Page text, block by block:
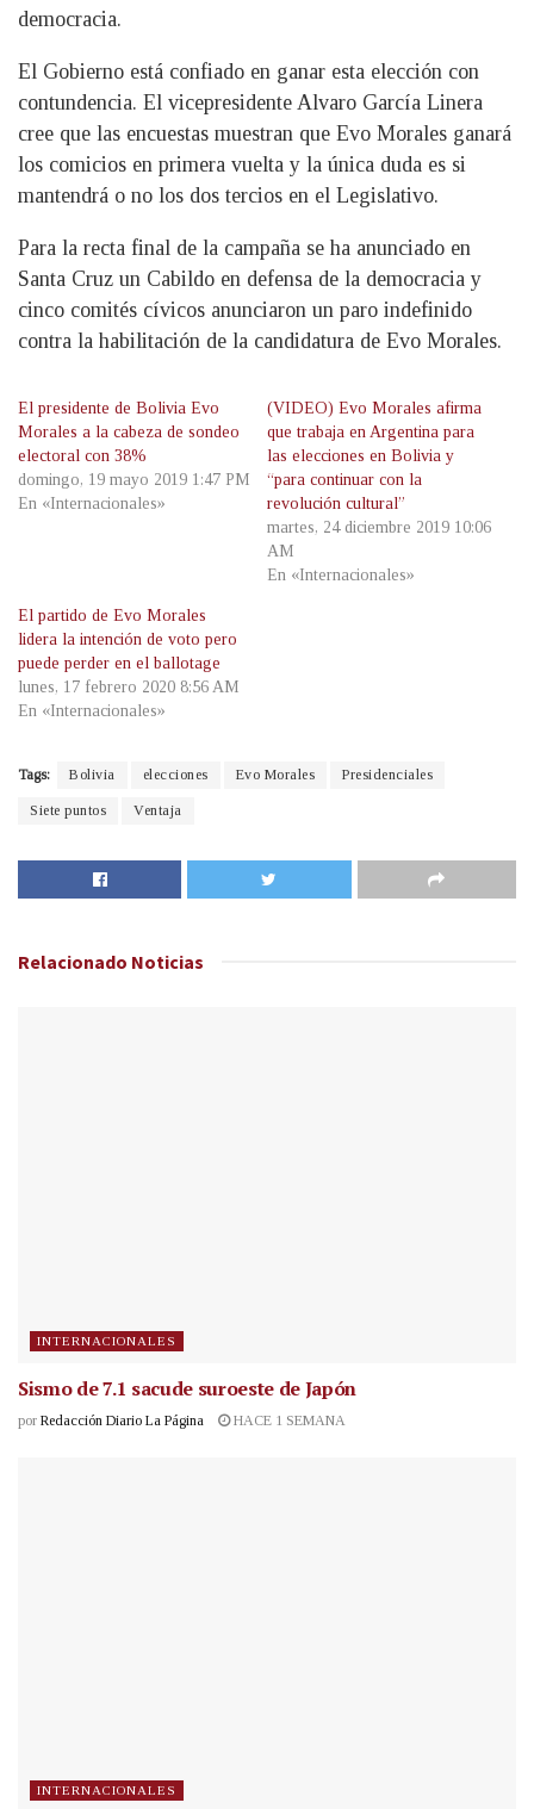
democracia.
El Gobierno está confiado en ganar esta elección con
contundencia. El vicepresidente Alvaro García Linera
cree que las encuestas muestran que Evo Morales ganará
los comicios en primera vuelta y la única duda es si
mantendrá o no los dos tercios en el Legislativo.
Para la recta final de la campaña se ha anunciado en
Santa Cruz un Cabildo en defensa de la democracia y
cinco comités cívicos anunciaron un paro indefinido
contra la habilitación de la candidatura de Evo Morales.
El presidente de Bolivia Evo
Morales a la cabeza de sondeo
electoral con 38%
domingo, 19 mayo 2019 1:47 PM
En «Internacionales»
(VIDEO) Evo Morales afirma
que trabaja en Argentina para
las elecciones en Bolivia y
“para continuar con la
revolución cultural”
martes, 24 diciembre 2019 10:06
AM
En «Internacionales»
El partido de Evo Morales
lidera la intención de voto pero
puede perder en el ballotage
lunes, 17 febrero 2020 8:56 AM
En «Internacionales»
Tags: Bolivia elecciones Evo Morales Presidenciales
Siete puntos Ventaja
Relacionado Noticias
INTERNACIONALES
Sismo de 7.1 sacude suroeste de Japón
por Redacción Diario La Página HACE 1 SEMANA
INTERNACIONALES